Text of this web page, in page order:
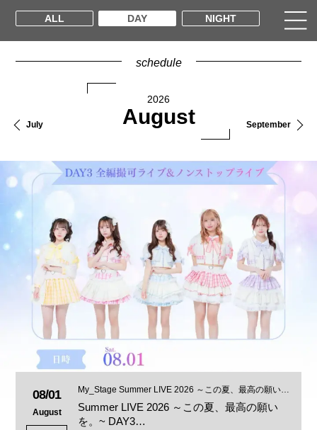
ALL DAY NIGHT
schedule
July
2026
August September
08/01
August
My_Stage Summer LIVE 2026 ～この夏、最高の願い
を。~ DAY3
Summer LIVE 2026 ～この夏、最高の願い
を。~ DAY3…